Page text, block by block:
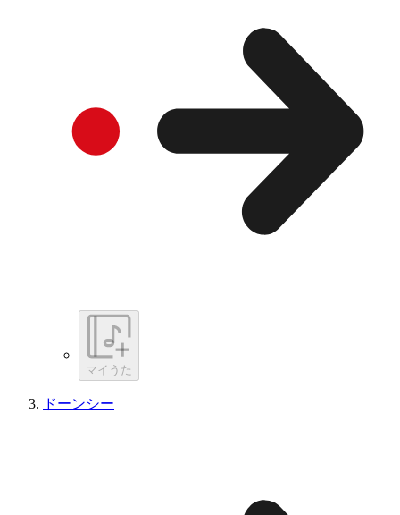
マイうた
ドーンシー